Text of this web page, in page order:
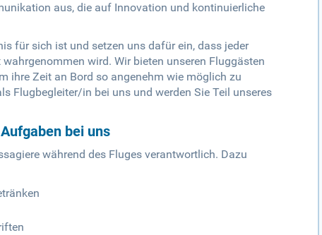
aus, die auf Innovation und kontinuierliche
für sich ist und setzen uns dafür ein, dass jeder
wird. Wir bieten unseren Fluggästen
ihre Zeit an Bord so angenehm wie möglich zu
Flugbegleiter/in bei uns und werden Sie Teil unseres
bei uns
während des Fluges verantwortlich. Dazu